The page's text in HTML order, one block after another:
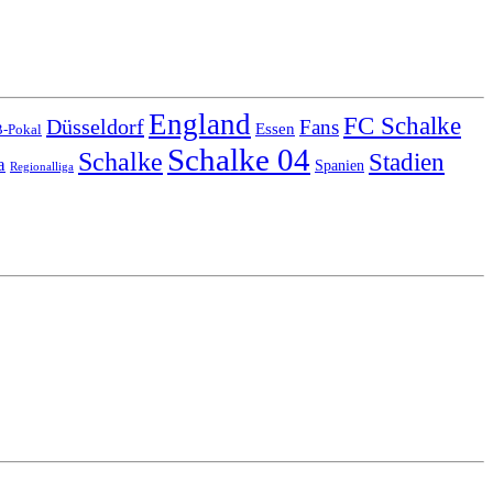
Pokal DüsseldorfEngland Essen FansFC Schalke
Regionalliga Schalke Schalke 04 Spanien Stadien